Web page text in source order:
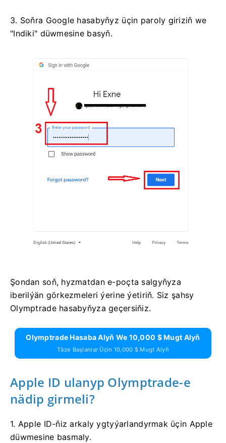
3. Soňra Google hasabyňyz üçin paroly giriziň we
"Indiki" düwmesine basyň.
Şondan soň, hyzmatdan e-poçta salgyňyza
iberilýän görkezmeleri ýerine ýetiriň. Siz şahsy
Olymptrade hasabyňyza geçersiňiz.
Olymptrade Hasaba Alyň We 10,000 $ Mugt Alyň
Täze Başlanlar Üçin 10,000 $ Mugt Alyň
Apple ID ulanyp Olymptrade-e
nädip girmeli?
1. Apple ID-ňiz arkaly ygtyýarlandyrmak üçin Apple
düwmesine basmaly.